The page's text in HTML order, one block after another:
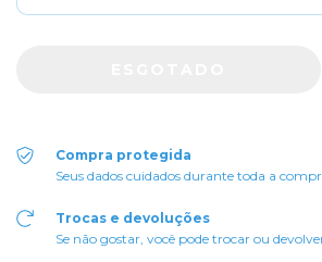
Compra protegida
Seus dados cuidados durante toda a
Trocas e devoluções
Se não gostar, você pode trocar ou